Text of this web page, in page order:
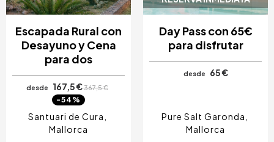
Escapada Rural con
Desayuno y Cena
para dos
desde 167,5 €367,5 €
-54%
Santuari de Cura
Mallorca
Day Pass con 65€
para disfrutar
desde 65 €
Pure Salt Garonda
Mallorca